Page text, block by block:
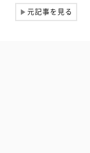
▶元記事を見る